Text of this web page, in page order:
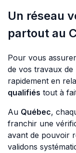
Un réseau
partout au
Pour vous
de vos travaux
rapidement en
qualifiés tout à
Au Québec,
franchir une
avant de pouvoir
validons